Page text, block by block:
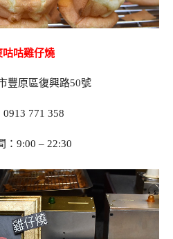
咕咕雞仔燒
豐原區復興路50號
0913 771 358
：9:00 – 22:30